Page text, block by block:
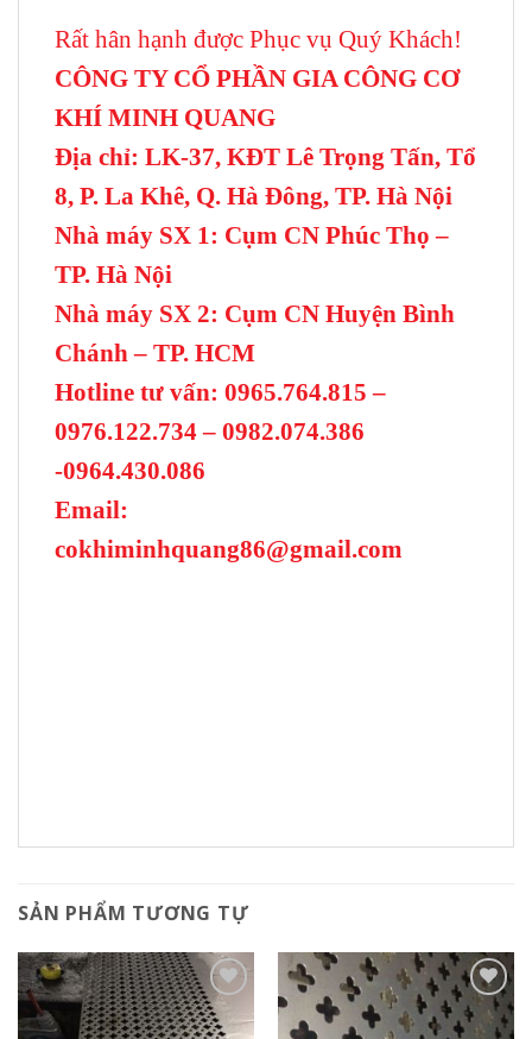
Rất hân hạnh được Phục vụ Quý Khách!
CÔNG TY CỔ PHẦN GIA CÔNG CƠ
KHÍ MINH QUANG
Địa chỉ: LK-37, KĐT Lê Trọng Tấn, Tổ
8, P. La Khê, Q. Hà Đông, TP. Hà Nội
Nhà máy SX 1: Cụm CN Phúc Thọ –
TP. Hà Nội
Nhà máy SX 2: Cụm CN Huyện Bình
Chánh – TP. HCM
Hotline tư vấn: 0965.764.815 –
0976.122.734 – 0982.074.386
-0964.430.086
Email:
cokhiminhquang86@gmail.com
SẢN PHẨM TƯƠNG TỰ
Add to
Wishlist
Add to
Wishlist